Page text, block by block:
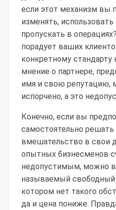
если этот механизм вы
изменять,
пропускать в
порадует ваших
конкретному стандарту
мнение о партнере,
имя и свою репутацию,
испорчено, а это
Конечно, если вы
самостоятельно
вмешательство в свои
опытных бизнесменов
недопустимым, можно
называемый
котором нет такого
да и цена пониже.